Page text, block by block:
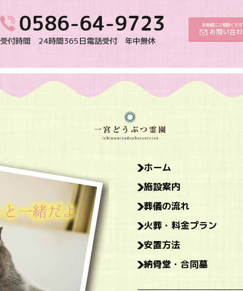
0586-64-9723
受付時間 24時間365日電話受付 年中無休
お気軽にご相談くだ
お問い合
ホーム
施設案内
葬儀の流れ
火葬・料金プラン
安置方法
納骨堂・合同墓